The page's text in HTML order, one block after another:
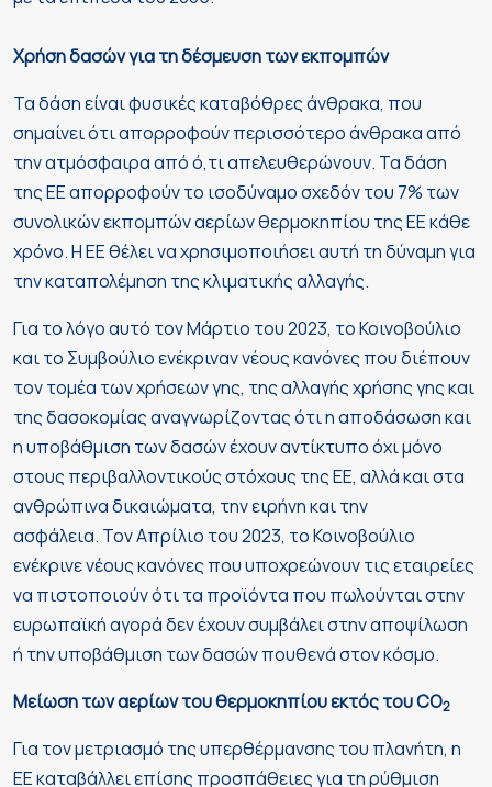
Χρήση δασών για τη δέσμευση των εκπομπών
Τα δάση είναι φυσικές καταβόθρες άνθρακα, που
σημαίνει ότι απορροφούν περισσότερο άνθρακα από
την ατμόσφαιρα από ό,τι απελευθερώνουν. Τα δάση
της ΕΕ απορροφούν το ισοδύναμο σχεδόν του 7% των
συνολικών εκπομπών αερίων θερμοκηπίου της ΕΕ κάθε
χρόνο. Η ΕΕ θέλει να χρησιμοποιήσει αυτή τη δύναμη για
την καταπολέμηση της κλιματικής αλλαγής.
Για το λόγο αυτό τον Μάρτιο του 2023, το Κοινοβούλιο
και το Συμβούλιο ενέκριναν νέους κανόνες που διέπουν
τον τομέα των χρήσεων γης, της αλλαγής χρήσης γης και
της δασοκομίας αναγνωρίζοντας ότι η αποδάσωση και
η υποβάθμιση των δασών έχουν αντίκτυπο όχι μόνο
στους περιβαλλοντικούς στόχους της ΕΕ, αλλά και στα
ανθρώπινα δικαιώματα, την ειρήνη και την
ασφάλεια. Τον Απρίλιο του 2023, το Κοινοβούλιο
ενέκρινε νέους κανόνες που υποχρεώνουν τις εταιρείες
να πιστοποιούν ότι τα προϊόντα που πωλούνται στην
ευρωπαϊκή αγορά δεν έχουν συμβάλει στην αποψίλωση
ή την υποβάθμιση των δασών πουθενά στον κόσμο.
Μείωση των αερίων του θερμοκηπίου εκτός του CO2
Για τον μετριασμό της υπερθέρμανσης του πλανήτη, η
ΕΕ καταβάλλει επίσης προσπάθειες για τη ρύθμιση